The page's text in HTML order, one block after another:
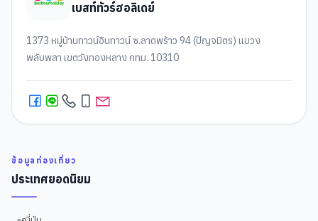
เบสท์ทัวร์ฮอลิเดย์
1373 หมู่บ้านทาวน์อินทาวน์ ซ.ลาดพร้าว 94 (ปัญจมิตร) แขวง
พลับพลา เขตวังทองหลาง กทม. 10310
ข้อมูลท่องเที่ยว
ประเทศยอดนิยม